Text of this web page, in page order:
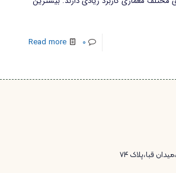
0
Read more
قبا،پلاک ۷۴